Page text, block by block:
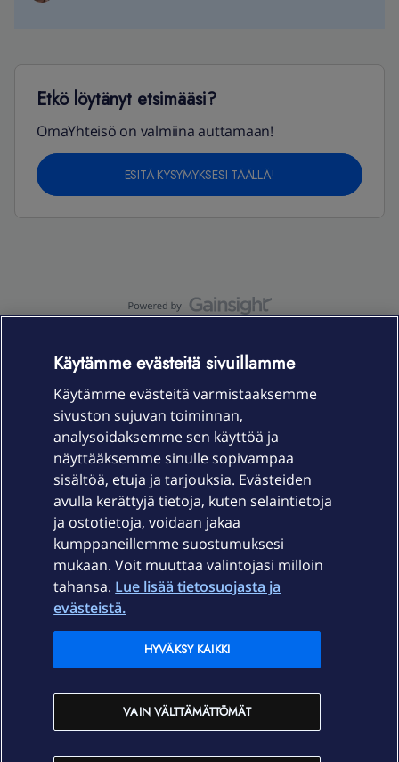
Etkö löytänyt etsimääsi?
OmaYhteisö on valmiina auttamaan!
ESITÄ KYSYMYKSESI TÄÄLLÄ!
Laitteet & liittymät
Palvelut
Ajankohtaista
Elisa Oyj
In English
Käytämme evästeitä sivuillamme
Käytämme evästeitä varmistaaksemme
sivuston sujuvan toiminnan,
analysoidaksemme sen käyttöä ja
näyttääksemme sinulle sopivampaa
sisältöä, etuja ja tarjouksia. Evästeiden
avulla kerättyjä tietoja, kuten selaintietoja
ja ostotietoja, voidaan jakaa
kumppaneillemme suostumuksesi
mukaan. Voit muuttaa valintojasi milloin
tahansa. Lue lisää tietosuojasta ja
evästeistä.
VAIN VÄLTTÄMÄTTÖMÄT
HYVÄKSY KAIKKI